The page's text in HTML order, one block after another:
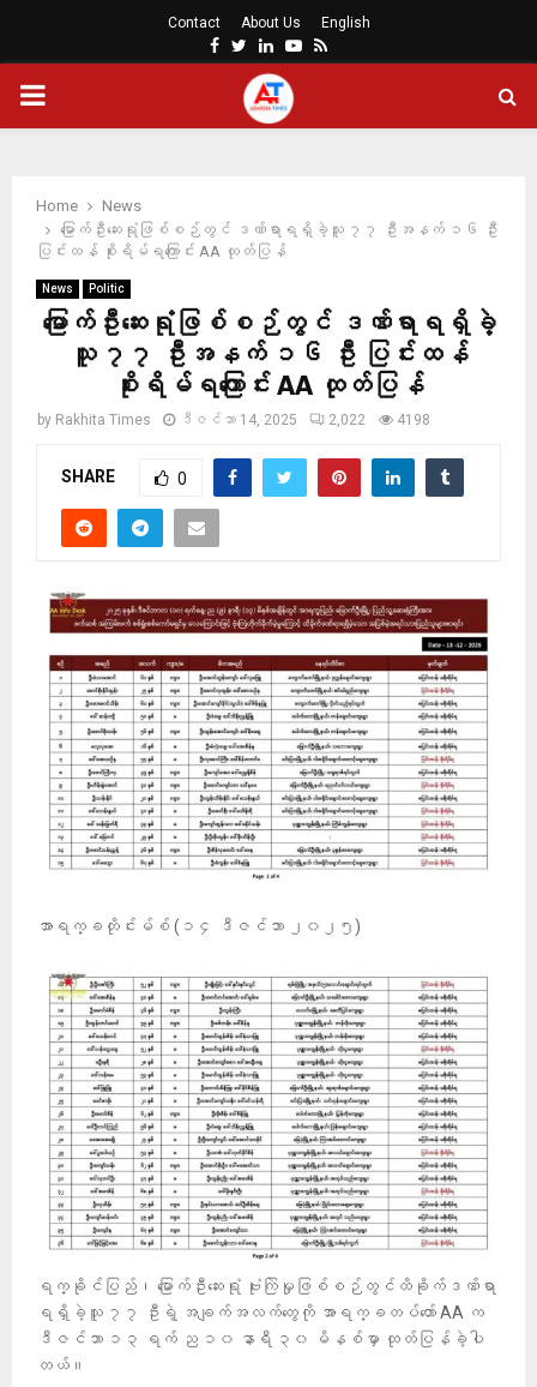
Contact About Us English
Facebook
Twitter
LinkedinYoutube
Rss
PRIMARY
Home
News
မြောက်ဦးဆေးရုံဖြစ်စဉ်တွင် ဒဏ်ရာရရှိခဲ့သူ ၇၇ ဦးအနက် ၁၆ ဦး
ပြင်းထန် စိုးရိမ်ရကြောင်း AA ထုတ်ပြန်
News Politic
မြောက်ဦးဆေးရုံဖြစ်စဉ်တွင် ဒဏ်ရာရရှိခဲ့
သူ ၇၇ ဦးအနက် ၁၆ ဦး ပြင်းထန်
စိုးရိမ်ရကြောင်း AA ထုတ်ပြန်
by Rakhita Times ဒီဇင်ဘာ 14, 2025 2,022 4198
SHARE 0
အာရက္ခတိုင်းမ်စ် (၁၄ ဒီဇင်ဘာ ၂၀၂၅)
ရက္ခိုင်ပြည်၊ မြောက်ဦးဆေးရုံ ဗုံးကြဲမှုဖြစ်စဉ်တွင်ထိခိုက်ဒဏ်ရာ
ရရှိခဲ့သူ ၇၇ ဦးရဲ့ အချက်အလက်တွေကို အာရက္ခတပ်‌တော် AA က
ဒီဇင်ဘာ ၁၃ ရက် ည ၁၀ နာရီ ၃၀ မိနစ်မှာ ထုတ်ပြန်ခဲ့ပါ
တယ်။